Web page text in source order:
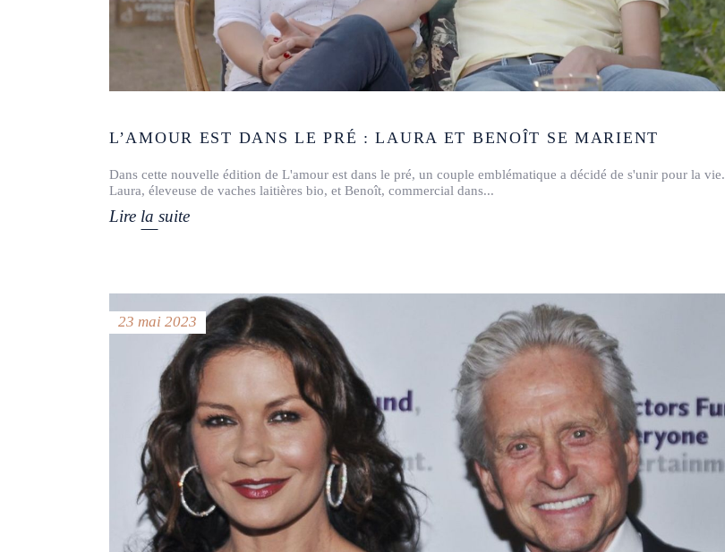
L’AMOUR EST DANS LE PRÉ : LAURA ET BENOÎT SE MARIENT
Dans cette nouvelle édition de L'amour est dans le pré, un couple emblématique a décidé de s'unir pour la vie.
Laura, éleveuse de vaches laitières bio, et Benoît, commercial dans
Lire la suite
23 mai 2023